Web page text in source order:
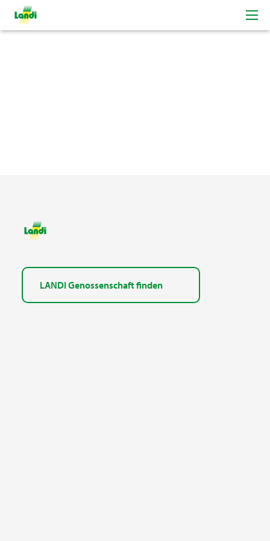
LANDI Genossenschaft finden